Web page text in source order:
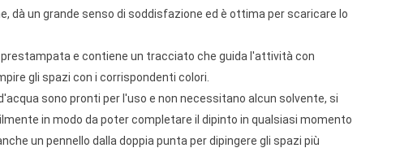
dà un grande senso di soddisfazione ed è ottima per scaricare lo
prestampata e contiene un tracciato che guida l'attività con
gli spazi con i corrispondenti colori.
d'acqua sono pronti per l'uso e non necessitano alcun solvente, si
in modo da poter completare il dipinto in qualsiasi momento
un pennello dalla doppia punta per dipingere gli spazi più